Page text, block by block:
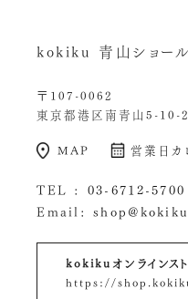
kokiku 青山ショール
〒107-0062
東京都港区南青山5-10-
MAP 営業日カ
TEL : 03-6712-5700
Email:
kokikuオンラインス
https://